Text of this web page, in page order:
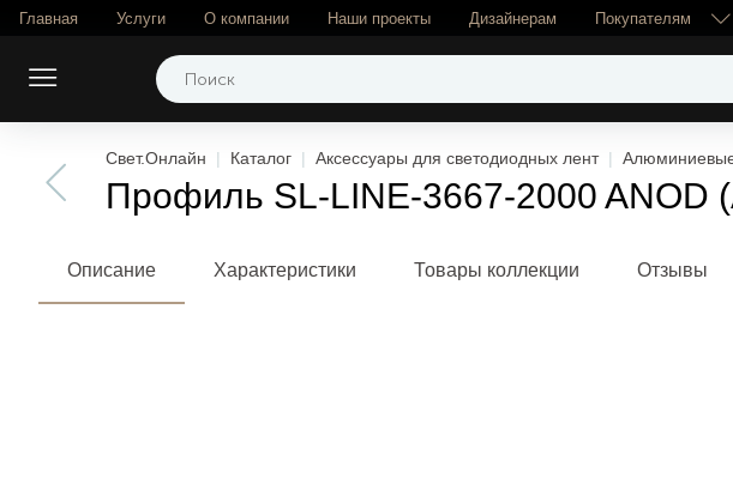
Главная Услуги О компании Наши проекты Дизайнерам Покупателям
Свет.Онлайн Каталог Аксессуары для светодиодных лент
Профиль SL-LINE-3667-2000 ANOD
Описание Характеристики Товары коллекции Отзывы